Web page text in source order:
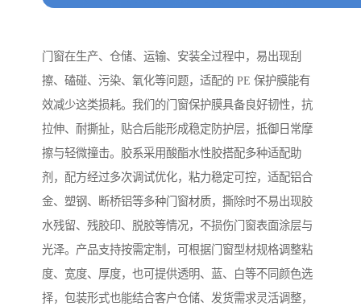
门窗在生产、仓储、运输、安装全过程中，易出现刮
擦、磕碰、污染、氧化等问题，适配的 PE 保护膜能有
效减少这类损耗。我们的门窗保护膜具备良好韧性，抗
拉伸、耐撕扯，贴合后能形成稳定防护层，抵御日常摩
擦与轻微撞击。胶系采用酸酯水性胶搭配多种适配助
剂，配方经过多次调试优化，粘力稳定可控，适配铝合
金、塑钢、断桥铝等多种门窗材质，撕除时不易出现胶
水残留、残胶印、脱胶等情况，不损伤门窗表面涂层与
光泽。产品支持按需定制，可根据门窗型材规格调整粘
度、宽度、厚度，也可提供透明、蓝、白等不同颜色选
择，包装形式也能结合客户仓储、发货需求灵活调整，